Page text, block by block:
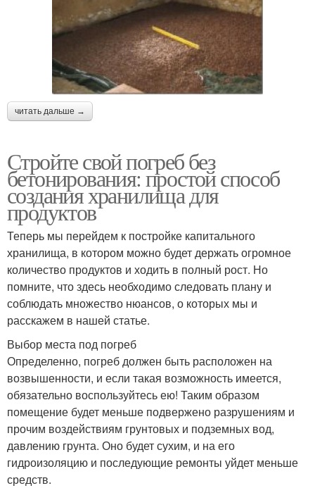
читать дальше →
Стройте свой погреб без
бетонирования: простой способ
создания хранилища для
продуктов
Теперь мы перейдем к постройке капитального
хранилища, в котором можно будет держать огромное
количество продуктов и ходить в полный рост. Но
помните, что здесь необходимо следовать плану и
соблюдать множество нюансов, о которых мы и
расскажем в нашей статье.
Выбор места под погреб
Определенно, погреб должен быть расположен на
возвышенности, и если такая возможность имеется,
обязательно воспользуйтесь ею! Таким образом
помещение будет меньше подвержено разрушениям и
прочим воздействиям грунтовых и подземных вод,
давлению грунта. Оно будет сухим, и на его
гидроизоляцию и последующие ремонты уйдет меньше
средств.